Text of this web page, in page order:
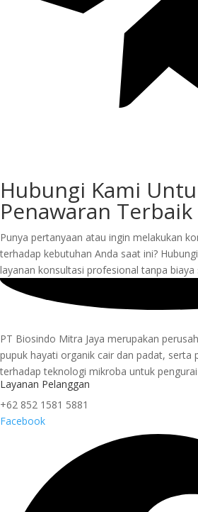
Hubungi Kami
Penawaran Terbaik
Punya pertanyaan atau ingin melakukan
terhadap kebutuhan Anda saat ini?
layanan konsultasi profesional tanpa biaya
PT Biosindo Mitra Jaya merupakan
pupuk hayati organik cair dan padat, serta
terhadap teknologi mikroba untuk
Layanan Pelanggan
+62 852 1581 5881
Facebook